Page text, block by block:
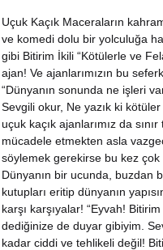
Klasikleri
Gelişim
Uçuk Kaçık Maceraların
ve komedi dolu bir yolculuğa
gibi Bitirim İkili “Kötülerle ve
ajan! Ve ajanlarımızın bu
“Dünyanın sonunda ne işleri
Sevgili okur, Ne yazık ki kötüler
uçuk kaçık ajanlarımız da
mücadele etmekten asla
söylemek gerekirse bu kez
Dünyanın bir ucunda, buzdan
kutupları eritip dünyanın
karşı karşıyalar! “Eyvah!
dediğinize de duyar gibiyim.
kadar ciddi ve tehlikeli değil!